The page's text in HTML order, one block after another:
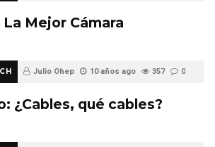
Mejor Cámara
Julio Ohep 10 años ago 357 0
¿Cables, qué cables?